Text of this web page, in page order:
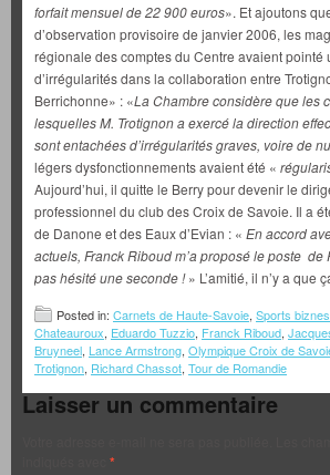
forfait mensuel de 22 900 euros». Et ajoutons
d’observation provisoire de janvier 2006, les
régionale des comptes du Centre avaient pointé
d’irrégularités dans la collaboration entre
Berrichonne» : «La Chambre considère que les
lesquelles M. Trotignon a exercé la direction
sont entachées d’irrégularités graves, voire de
légers dysfonctionnements avaient été «
Aujourd’hui, il quitte le Berry pour devenir le
professionnel du club des Croix de Savoie. Il a
de Danone et des Eaux d’Evian : « En accord
actuels, Franck Riboud m’a proposé le poste de
pas hésité une seconde !» L’amitié, il n’y a que
Posted in: Carnets de Haute-Savoie, Sports
Chateauroux, Eduardo Tuzzio, Franck Riboud,
Bruyneel, Lance Armstrong, Olympique Croix de
Trotignon, Richard Chassot, Tour de Romandie
Laisser un commentaire
*